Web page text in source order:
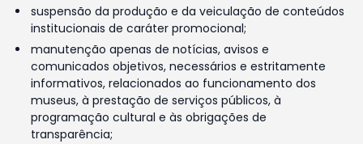
suspensão da produção e da veiculação de conteúdos
institucionais de caráter promocional;
manutenção apenas de notícias, avisos e
comunicados objetivos, necessários e estritamente
informativos, relacionados ao funcionamento dos
museus, à prestação de serviços públicos, à
programação cultural e às obrigações de
transparência;